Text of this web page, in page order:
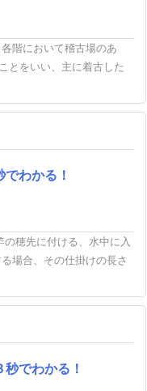
階において稽古場のあ
とをいい、主に着古した
でわかる！
の穂先に付ける、水中に入
場合、その仕掛けの長さ
秒でわかる！